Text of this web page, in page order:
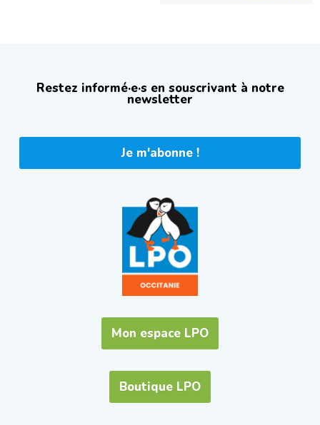
Restez informé·e·s en souscrivant à notre
newsletter
Je m'abonne !
Mon espace LPO
Boutique LPO